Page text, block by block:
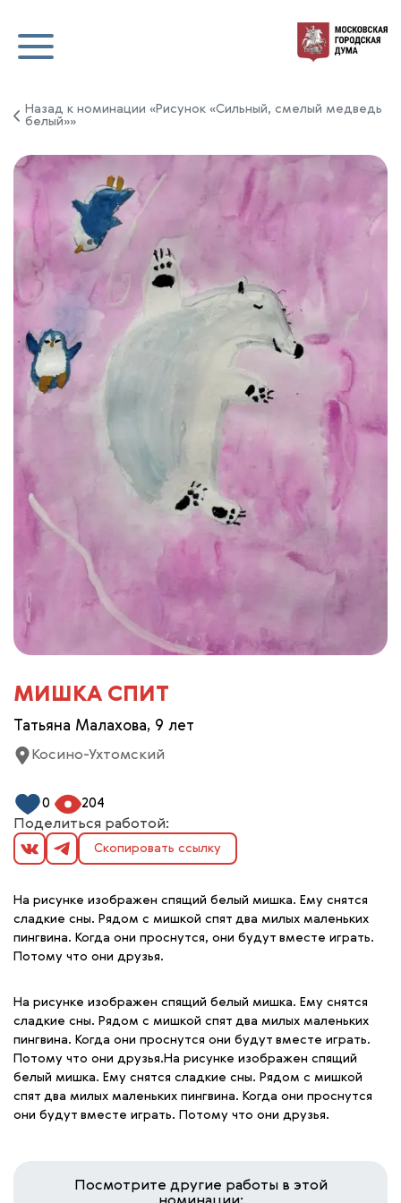
Назад к номинации «Рисунок «Сильный, смелый медведь
белый»»
МИШКА СПИТ
Татьяна Малахова, 9 лет
Косино-Ухтомский
0 204
Поделиться работой:
Скопировать ссылку
На рисунке изображен спящий белый мишка. Ему снятся
сладкие сны. Рядом с мишкой спят два милых маленьких
пингвина. Когда они проснутся, они будут вместе играть.
Потому что они друзья.
На рисунке изображен спящий белый мишка. Ему снятся
сладкие сны. Рядом с мишкой спят два милых маленьких
пингвина. Когда они проснутся они будут вместе играть.
Потому что они друзья.На рисунке изображен спящий
белый мишка. Ему снятся сладкие сны. Рядом с мишкой
спят два милых маленьких пингвина. Когда они проснутся
они будут вместе играть. Потому что они друзья.
Посмотрите другие работы в этой